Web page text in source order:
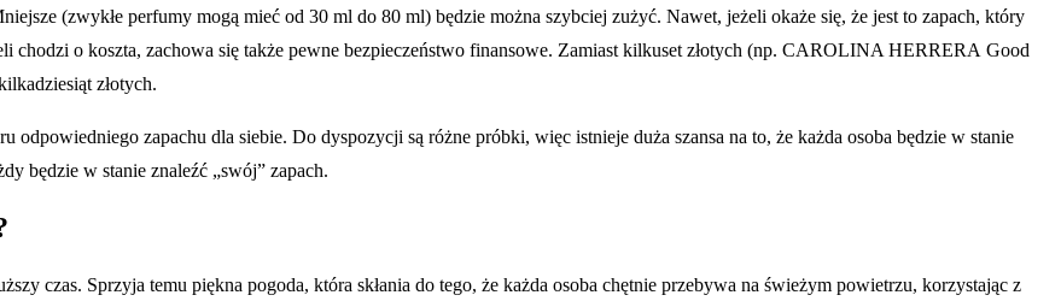
(zwykłe perfumy mogą mieć od 30 ml do 80 ml) będzie można szybciej zużyć. Nawet, jeżeli okaże się, że jest to zapach, który
chodzi o koszta, zachowa się także pewne bezpieczeństwo finansowe. Zamiast kilkuset złotych (np. CAROLINA HERRERA Good
złotych.
zapachu dla siebie. Do dyspozycji są różne próbki, więc istnieje duża szansa na to, że każda osoba będzie w stanie
będzie w stanie znaleźć „swój” zapach.
czas. Sprzyja temu piękna pogoda, która skłania do tego, że każda osoba chętnie przebywa na świeżym powietrzu, korzystając z